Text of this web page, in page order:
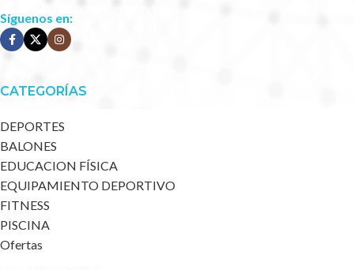
Síguenos en:
CATEGORÍAS
DEPORTES
BALONES
EDUCACION FÍSICA
EQUIPAMIENTO DEPORTIVO
FITNESS
PISCINA
Ofertas